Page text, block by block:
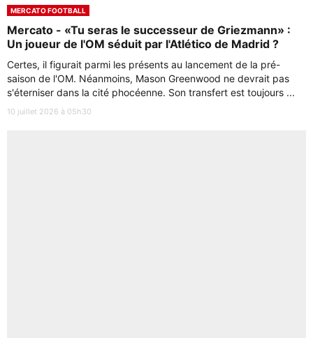
MERCATO FOOTBALL
Mercato - «Tu seras le successeur de Griezmann» :
Un joueur de l'OM séduit par l'Atlético de Madrid ?
Certes, il figurait parmi les présents au lancement de la pré-
saison de l'OM. Néanmoins, Mason Greenwood ne devrait pas
s'éterniser dans la cité phocéenne. Son transfert est toujours ...
10 juillet 2026 à 05h30